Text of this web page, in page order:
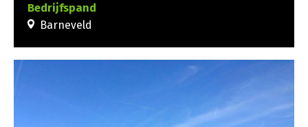
Bedrijfspand
Barneveld